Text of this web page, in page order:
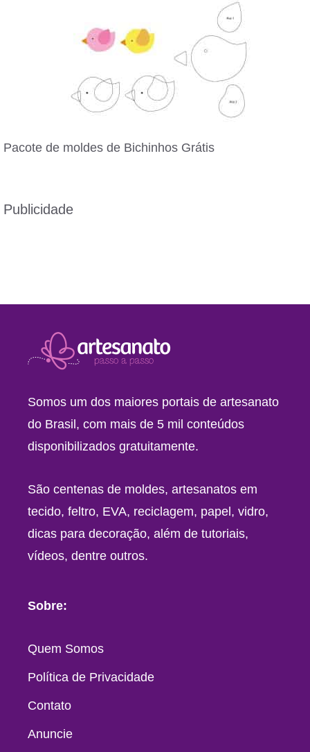
Pacote de moldes de Bichinhos Grátis
Publicidade
Somos um dos maiores portais de artesanato
do Brasil, com mais de 5 mil conteúdos
disponibilizados gratuitamente.
São centenas de moldes, artesanatos em
tecido, feltro, EVA, reciclagem, papel, vidro,
dicas para decoração, além de tutoriais,
vídeos, dentre outros.
Sobre:
Quem Somos
Política de Privacidade
Contato
Anuncie